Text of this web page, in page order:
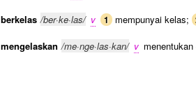
berkelas /ber·ke·las/ v 1 mempunyai kelas;
mengelaskan /me·nge·las·kan/ v